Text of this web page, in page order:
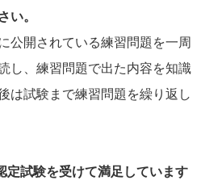
い。
公開されている練習問題を一周
し、練習問題で出た内容を知識
は試験まで練習問題を繰り返し
試験を受けて満足しています